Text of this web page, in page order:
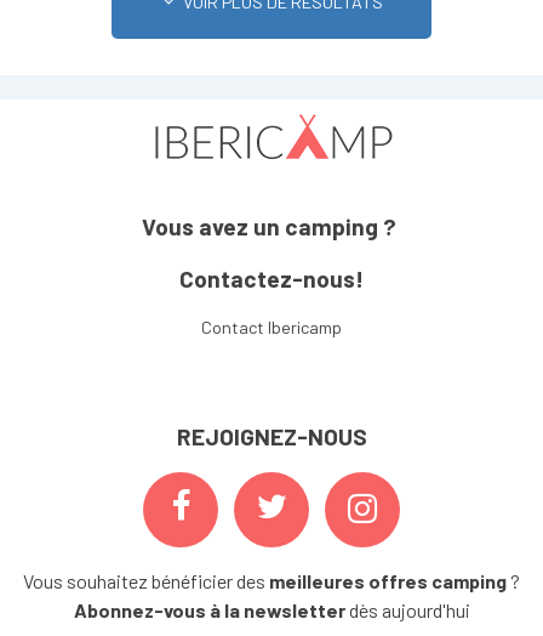
Vous avez un camping ?
Contactez-nous!
Contact Ibericamp
REJOIGNEZ-NOUS
Vous souhaitez bénéficier des meilleures offres camping ?
Abonnez-vous à la newsletterdès aujourd'hui